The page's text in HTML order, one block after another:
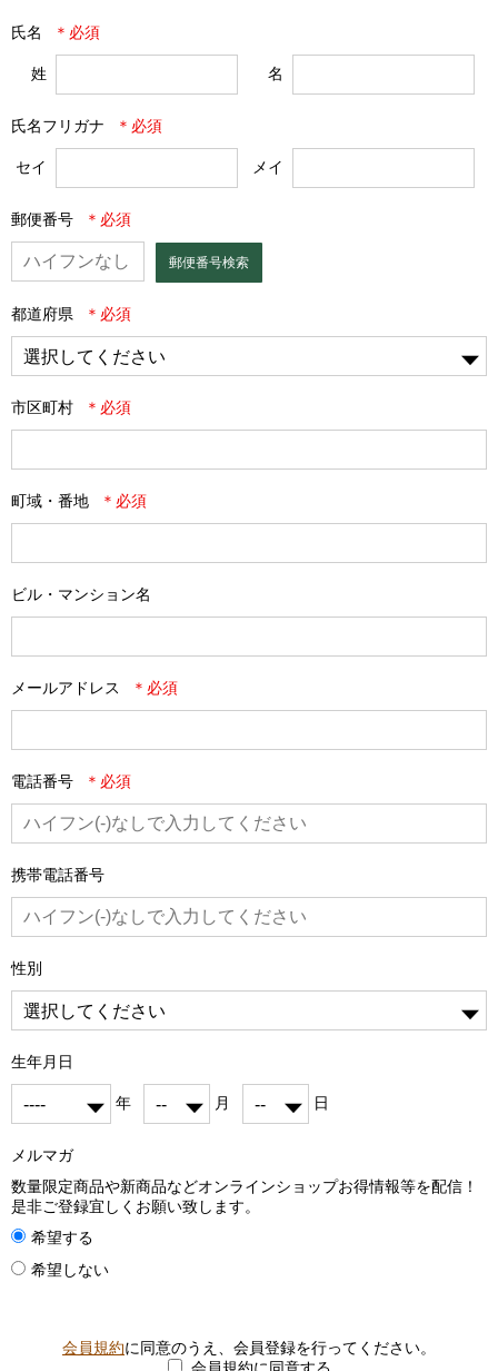
氏名
姓 名
氏名フリガナ
セイ メイ
郵便番号
郵便番号検索
都道府県
市区町村
町域・番地
ビル・マンション名
メールアドレス
電話番号
携帯電話番号
性別
生年月日
年 月 日
メルマガ
数量限定商品や新商品などオンラインショップお得情報等を配信！
是非ご登録宜しくお願い致します。
希望する
希望しない
会員規約に同意のうえ、会員登録を行ってください。